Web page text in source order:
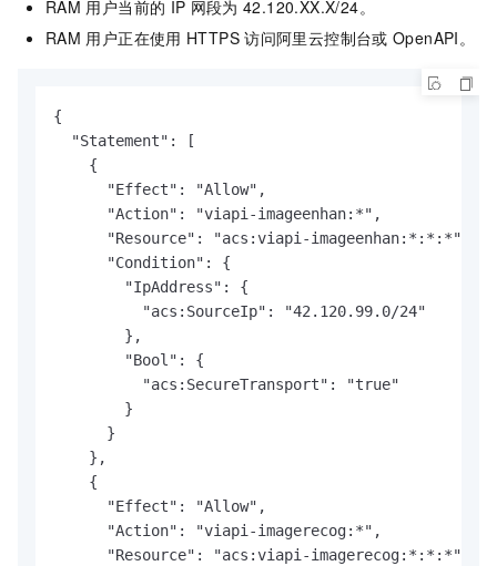
RAM 用户当前的 IP 网段为 42.120.XX.X/24。
RAM 用户正在使用 HTTPS 访问阿里云控制台或 OpenAPI。
{
  "Statement": [
    {
      "Effect": "Allow",
      "Action": "viapi-imageenhan:*",
      "Resource": "acs:viapi-imageenhan:*:*:*",
      "Condition": {
        "IpAddress": {
          "acs:SourceIp": "42.120.99.0/24"
        },
        "Bool": {
          "acs:SecureTransport": "true"
        }
      }
    },
    {
      "Effect": "Allow",
      "Action": "viapi-imagerecog:*",
      "Resource": "acs:viapi-imagerecog:*:*:*",